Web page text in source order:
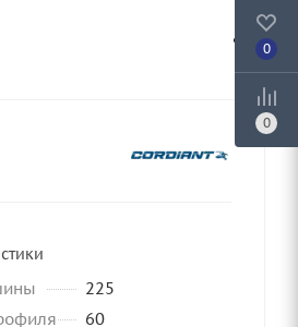
225
60
0
0